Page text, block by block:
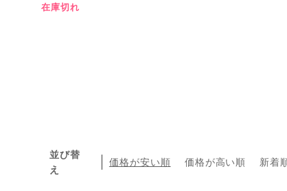
在庫切れ
並び替
え
価格が安い順 価格が高い順 新着